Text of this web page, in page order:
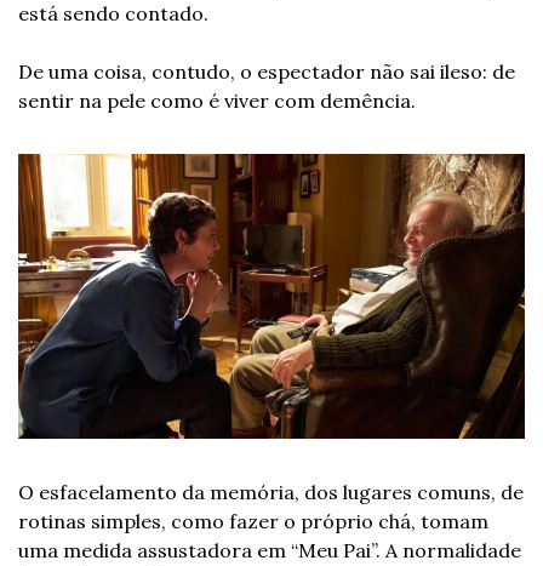
está sendo contado.
De uma coisa, contudo, o espectador não sai ileso: de
sentir na pele como é viver com demência.
O esfacelamento da memória, dos lugares comuns, de
rotinas simples, como fazer o próprio chá, tomam
uma medida assustadora em “Meu Pai”. A normalidade